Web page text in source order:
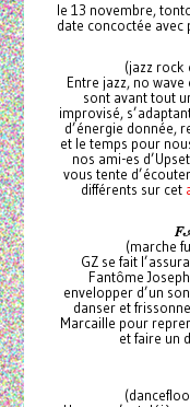
le 13 novembre,
date concoctée avec
(jazz rock
Entre jazz, no
sont avant tout
improvisé,
d’énergie donnée,
et le temps pour
nos ami-es
vous tente
différents sur cet
(marche
GZ se fait
Fantôme
envelopper d’un
danser et
Marcaille pour
et faire un